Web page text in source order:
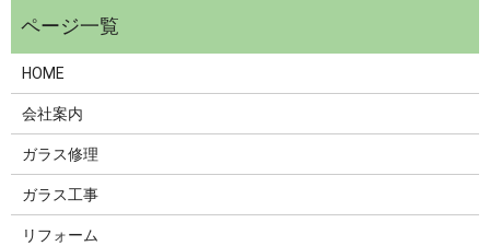
HOME
会社案内
ガラス修理
ガラス工事
リフォーム